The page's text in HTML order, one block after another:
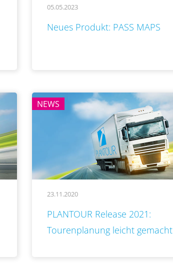
05.05.2023..
Neues Produkt: PASS MAPS
NEWS
23.11.2020..
PLANTOUR Release 2021:
Tourenplanung leicht gemacht